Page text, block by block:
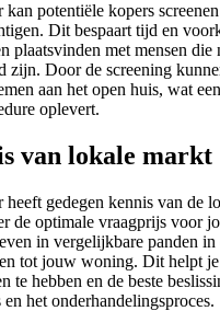
kan potentiële kopers
Dit bespaart tijd en
plaatsvinden met mensen die
zijn. Door de screening
aan het open huis, wat
oplevert.
van lokale markt
heeft gedegen kennis van de
de optimale vraagprijs voor
in vergelijkbare panden in
tot jouw woning. Dit helpt
te hebben en de beste
het onderhandelingsproces.